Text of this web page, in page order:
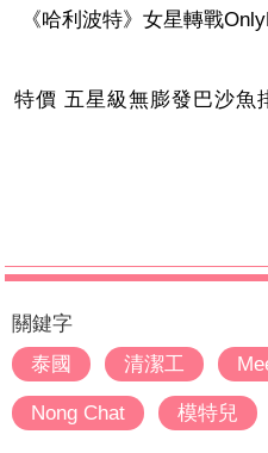
《哈利波特》女星轉戰
特價 五星級無膨發巴沙魚
關鍵字
泰國
清潔工
Nong Chat 模特兒